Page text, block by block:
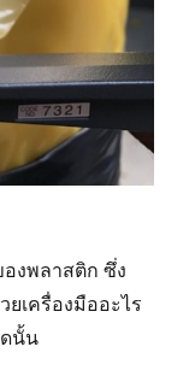
งพลาสติก ซึ่ง
เครื่องมืออะไร
นั้น